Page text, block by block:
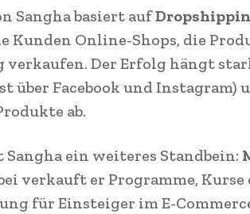
Sangha basiert auf
Kunden Online-Shops, die
verkaufen. Der Erfolg hängt
über Facebook und Instagram)
ab.
Sangha ein weiteres Standbein:
verkauft er Programme, Kurse
für Einsteiger im E-